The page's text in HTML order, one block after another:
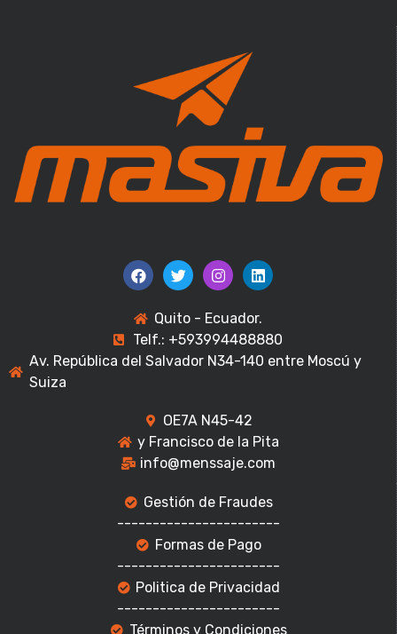
Quito - Ecuador.
Telf.: +593994488880
Av. República del Salvador N34-140 entre Moscú y
Suiza
OE7A N45-42
y Francisco de la Pita
info@menssaje.com
Gestión de Fraudes
-----------------------
Formas de Pago
-----------------------
Politica de Privacidad
-----------------------
Términos y Condiciones